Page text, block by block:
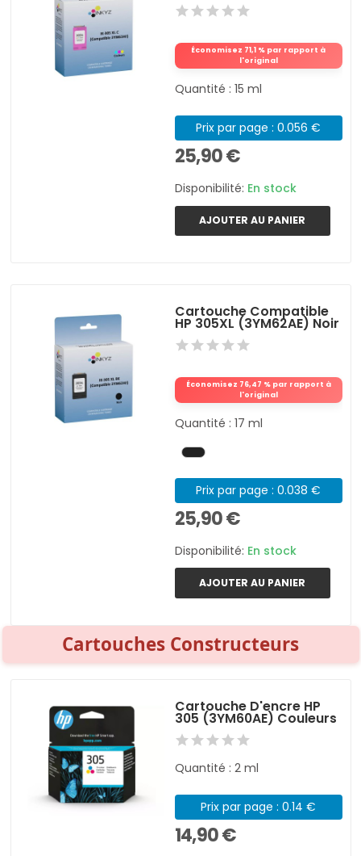
Économisez 71,1 % par rapport à
l'original
Quantité : 15 ml
Prix par page : 0.056 €
25,90 €
Disponibilité: En stock
AJOUTER AU PANIER
Cartouche Compatible
HP 305XL (3YM62AE) Noir
Économisez 76,47 % par rapport à
l'original
Quantité : 17 ml
Prix par page : 0.038 €
25,90 €
Disponibilité: En stock
AJOUTER AU PANIER
Cartouches Constructeurs
Cartouche D'encre HP
305 (3YM60AE) Couleurs
Quantité : 2 ml
Prix par page : 0.14 €
14,90 €